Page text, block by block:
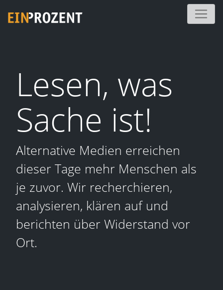
Lesen, was
Sache ist!
Alternative Medien erreichen
dieser Tage mehr Menschen als
je zuvor. Wir recherchieren,
analysieren, klären auf und
berichten über Widerstand vor
Ort.